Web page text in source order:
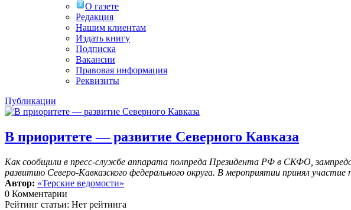
О газете
Редакция
Нашим клиентам
Издать книгу
Подписка
Вакансии
Правовая информация
Реквизиты
Публикации
В приоритете — развитие Северного Кавказа
Как сообщили в пресс-службе аппарата полпреда Президента РФ в СКФО, з
развитию Северо-Кавказского федерального округа. В мероприятии принял
Автор: «Терские ведомости»
0 Комментарии
Рейтинг статьи: Нет рейтинга